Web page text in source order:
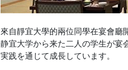
來自靜宜大學的兩位同學在宴會廳
静宜大学から来た二人の学生が宴
実践を通じて成長しています。